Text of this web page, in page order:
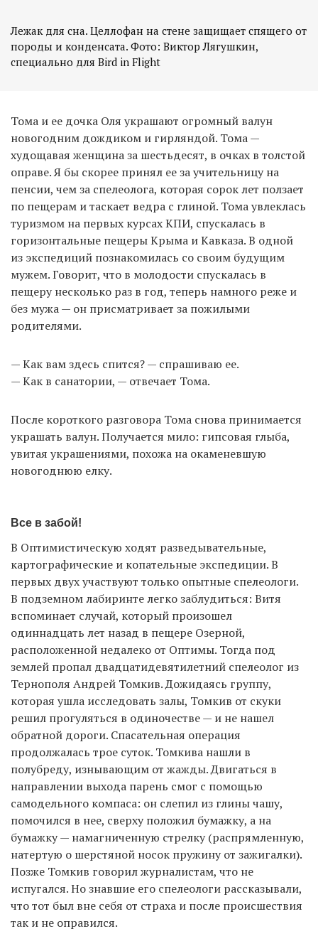
Лежак для сна. Целлофан на стене защищает спящего от
породы и конденсата. Фото: Виктор Лягушкин,
специально для Bird in Flight
Тома и ее дочка Оля украшают огромный валун
новогодним дождиком и гирляндой. Тома —
худощавая женщина за шестьдесят, в очках в толстой
оправе. Я бы скорее принял ее за учительницу на
пенсии, чем за спелеолога, которая сорок лет ползает
по пещерам и таскает ведра с глиной. Тома увлеклась
туризмом на первых курсах КПИ, спускалась в
горизонтальные пещеры Крыма и Кавказа. В одной
из экспедиций познакомилась со своим будущим
мужем. Говорит, что в молодости спускалась в
пещеру несколько раз в год, теперь намного реже и
без мужа — он присматривает за пожилыми
родителями.
— Как вам здесь спится? — спрашиваю ее.
— Как в санатории, — отвечает Тома.
После короткого разговора Тома снова принимается
украшать валун. Получается мило: гипсовая глыба,
увитая украшениями, похожа на окаменевшую
новогоднюю елку.
Все в забой!
В Оптимистическую ходят разведывательные,
картографические и копательные экспедиции. В
первых двух участвуют только опытные спелеологи.
В подземном лабиринте легко заблудиться: Витя
вспоминает случай, который произошел
одиннадцать лет назад в пещере Озерной,
расположенной недалеко от Оптимы. Тогда под
землей пропал двадцатидевятилетний спелеолог из
Тернополя Андрей Томкив. Дожидаясь группу,
которая ушла исследовать залы, Томкив от скуки
решил прогуляться в одиночестве — и не нашел
обратной дороги. Спасательная операция
продолжалась трое суток. Томкива нашли в
полубреду, изнывающим от жажды. Двигаться в
направлении выхода парень смог с помощью
самодельного компаса: он слепил из глины чашу,
помочился в нее, сверху положил бумажку, а на
бумажку — намагниченную стрелку (распрямленную,
натертую о шерстяной носок пружину от зажигалки).
Позже Томкив говорил журналистам, что не
испугался. Но знавшие его спелеологи рассказывали,
что тот был вне себя от страха и после происшествия
так и не оправился.